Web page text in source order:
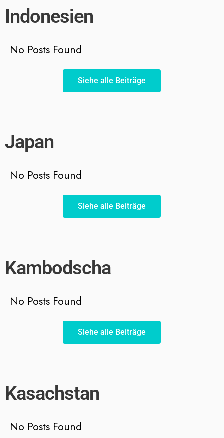
Indonesien
No Posts Found
Siehe alle Beiträge
Japan
No Posts Found
Siehe alle Beiträge
Kambodscha
No Posts Found
Siehe alle Beiträge
Kasachstan
No Posts Found